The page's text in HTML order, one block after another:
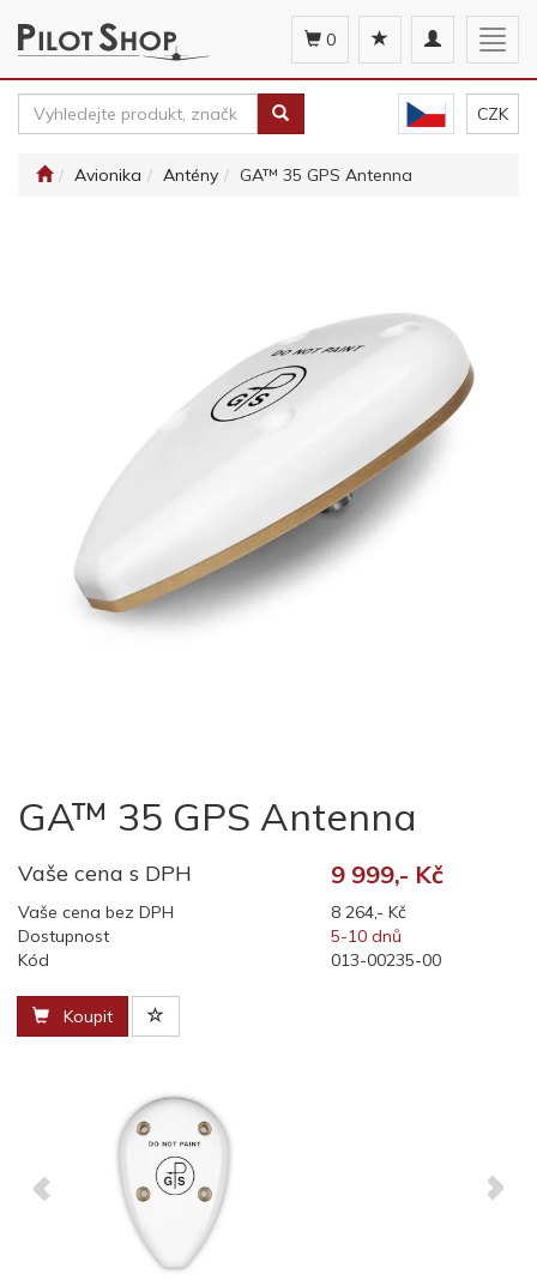
Toggle
navigation
0
CZK
Avionika Antény GA™ 35 GPS Antenna
GA™ 35 GPS Antenna
Vaše cena s DPH 9 999,- Kč
Vaše cena bez DPH
8 264,- Kč
Dostupnost
5-10 dnů
Kód
013-00235-00
Koupit